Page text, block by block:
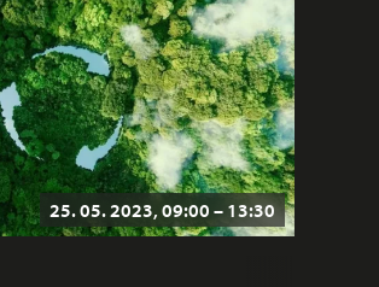
Vesmírné akce
Výhodná nabídka
25. 05. 2023, 09:00 – 13:30